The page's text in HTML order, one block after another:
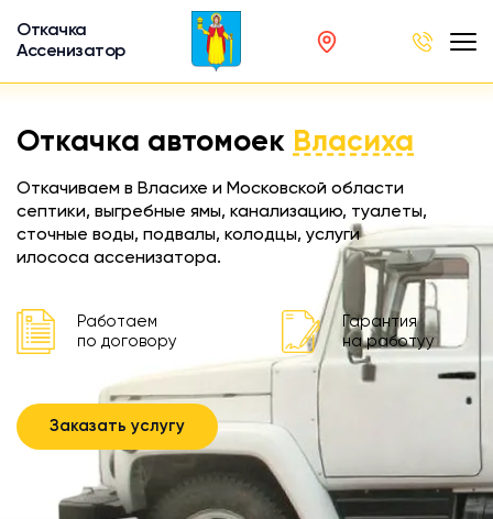
Откачка
Ассенизатор
Откачка автомоек Власиха
Откачиваем в Власихе и Московской области
септики, выгребные ямы, канализацию, туалеты,
сточные воды, подвалы, колодцы, услуги
илососа ассенизатора.
Работаем
по договору
Гарантия
на работуу
Заказать услугу